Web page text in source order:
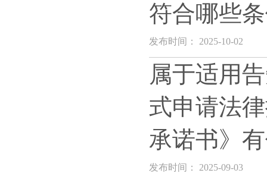
符合哪些
发布时间： 2025-10-02
属于适用
式申请法
承诺书》
发布时间： 2025-09-03